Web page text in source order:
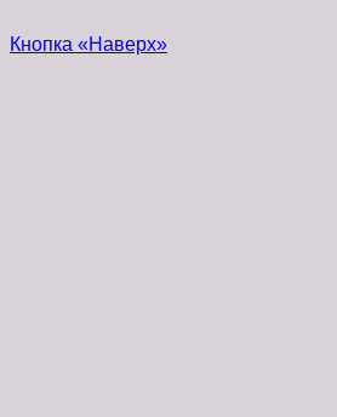
Кнопка «Наверх»